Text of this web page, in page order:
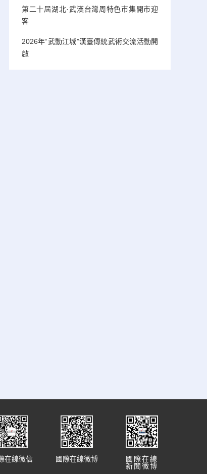
第二十屆湖北·武漢台灣周特色市集開市迎
客
2026年“武動江城”漢臺傳統武術交流活動開
啟
國際在線
新聞微博
國際在線微博
在線微信